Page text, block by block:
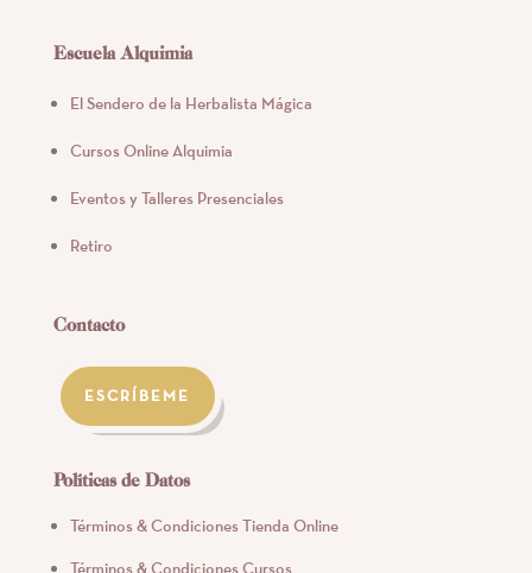
Escuela Alquimia
El Sendero de la Herbalista Mágica
Cursos Online Alquimia
Eventos y Talleres Presenciales
Retiro
Contacto
ESCRÍBEME
Políticas de Datos
Términos & Condiciones Tienda Online
Términos & Condiciones Cursos